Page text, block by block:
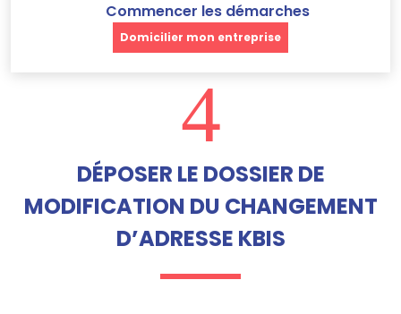
Commencer les démarches
Domicilier mon entreprise
4
DÉPOSER LE DOSSIER DE
MODIFICATION DU CHANGEMENT
D’ADRESSE KBIS